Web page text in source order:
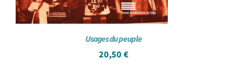
Usages du peuple
20,50 €